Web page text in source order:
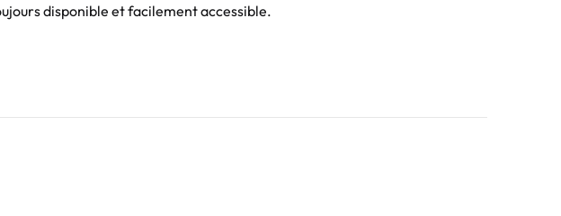
disponible et facilement accessible.